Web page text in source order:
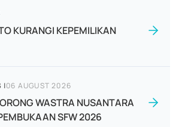
KURANGI KEPEMILIKAN
|06 AUGUST 2026
WASTRA NUSANTARA
SFW 2026